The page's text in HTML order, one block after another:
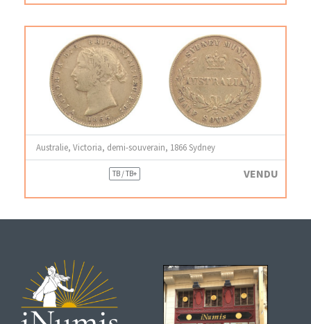
Australie, Victoria, demi-souverain, 1866 Sydney
TB / TB+ VENDU